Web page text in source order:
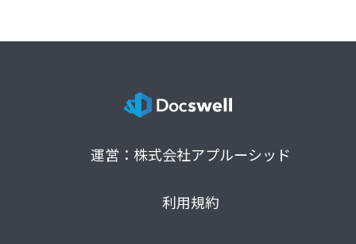
運営：株式会社アプルーシッド
利用規約